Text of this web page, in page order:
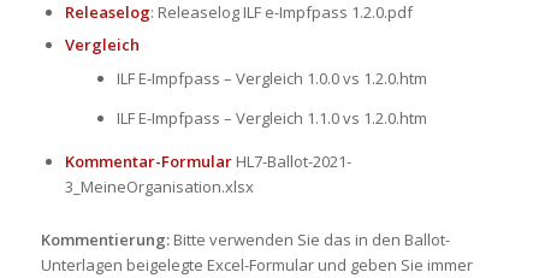
Releaselog: Releaselog ILF e-Impfpass 1.2.0.pdf
Vergleich
ILF E-Impfpass – Vergleich 1.0.0 vs 1.2.0.htm
ILF E-Impfpass – Vergleich 1.1.0 vs 1.2.0.htm
Kommentar-FormularHL7-Ballot-2021-
3_MeineOrganisation.xlsx
Kommentierung: Bitte verwenden Sie das in den Ballot-
Unterlagen beigelegte Excel-Formular und geben Sie immer